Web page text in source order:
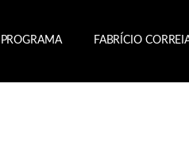
FABRÍCIO